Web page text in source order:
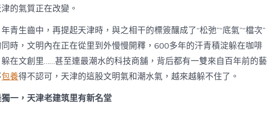
許
的
“潮
專
包
養
app
天
的氣質正在改變。
青生齒中，再提起天津時，與之相干的標簽釀成了“松弛”“底氣”“檔次”
時，文明內在正在從里到外慢慢開釋，600多年的汗青積淀躲在咖啡
在文創里……甚至連最潮水的科技商舖，背后都有一雙來自百年前的藝
包養得不認可，天津的這股文明氣和潮水氣，越來越躲不住了。
一，天津老建筑里有新名堂